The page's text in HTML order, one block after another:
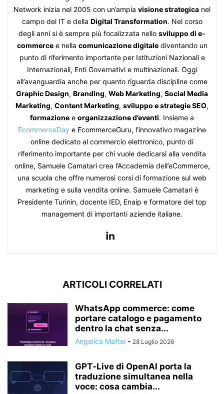
Network inizia nel 2005 con un’ampia visione strategica nel
campo del IT e della Digital Transformation. Nel corso
degli anni si è sempre più focalizzata nello sviluppo di e-
commercee nella comunicazione digitalediventando un
punto di riferimento importante per Istituzioni Nazionali e
Internazionali, Enti Governativi e multinazionali. Oggi
all’avanguardia anche per quanto riguarda discipline come
Graphic Design, Branding, Web Marketing, Social Media
Marketing, Content Marketing, sviluppo e strategie SEO,
formazione e organizzazione d’eventi. Insieme a
EcommerceDay e EcommerceGuru, l’innovativo magazine
online dedicato al commercio elettronico, punto di
riferimento importante per chi vuole dedicarsi alla vendita
online, Samuele Camatari crea l’Accademia dell’eCommerce,
una scuola che offre numerosi corsi di formazione sul web
marketing e sulla vendita online. Samuele Camatari è
Presidente Turinin, docente IED, Enaip e formatore del top
management di importanti aziende italiane.
ARTICOLI CORRELATI
WhatsApp commerce: come
portare catalogo e pagamento
dentro la chat senza...
Angelica Maftei - 28 Luglio 2026
GPT‑Live di OpenAI porta la
traduzione simultanea nella
voce: cosa cambia...